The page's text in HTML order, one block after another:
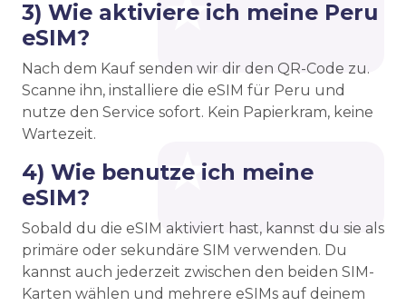
3) Wie aktiviere ich meine Peru
eSIM?
Nach dem Kauf senden wir dir den QR-Code zu.
Scanne ihn, installiere die eSIM für Peru und
nutze den Service sofort. Kein Papierkram, keine
Wartezeit.
4) Wie benutze ich meine
eSIM?
Sobald du die eSIM aktiviert hast, kannst du sie als
primäre oder sekundäre SIM verwenden. Du
kannst auch jederzeit zwischen den beiden SIM-
Karten wählen und mehrere eSIMs auf deinem